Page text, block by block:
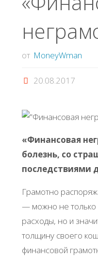
от MoneyWman
20.08.2017
«Финансовая
болезнь, со
последствиями
Грамотно
— можно не только
расходы, но и
толщину своего
финансовой